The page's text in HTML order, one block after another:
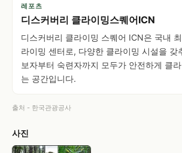
레포츠
디스커버리 클라이밍스퀘어ICN
디스커버리 클라이밍 스퀘어 ICN은 국내
라이밍 센터로, 다양한 클라이밍 시설을 갖
보자부터 숙련자까지 모두가 안전하게 클
는 공간입니다.
출처 - 한국관광공사
사진